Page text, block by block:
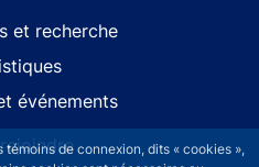
de connexion, dits « cookies »,
et recherche
événements